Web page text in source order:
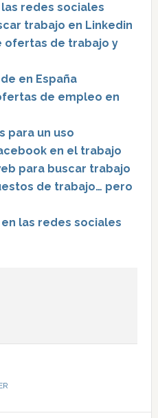
redes sociales
trabajo en Linkedin
ofertas de trabajo y
en España
de empleo en
para un uso
en el trabajo
para buscar trabajo
de trabajo… pero
las redes sociales